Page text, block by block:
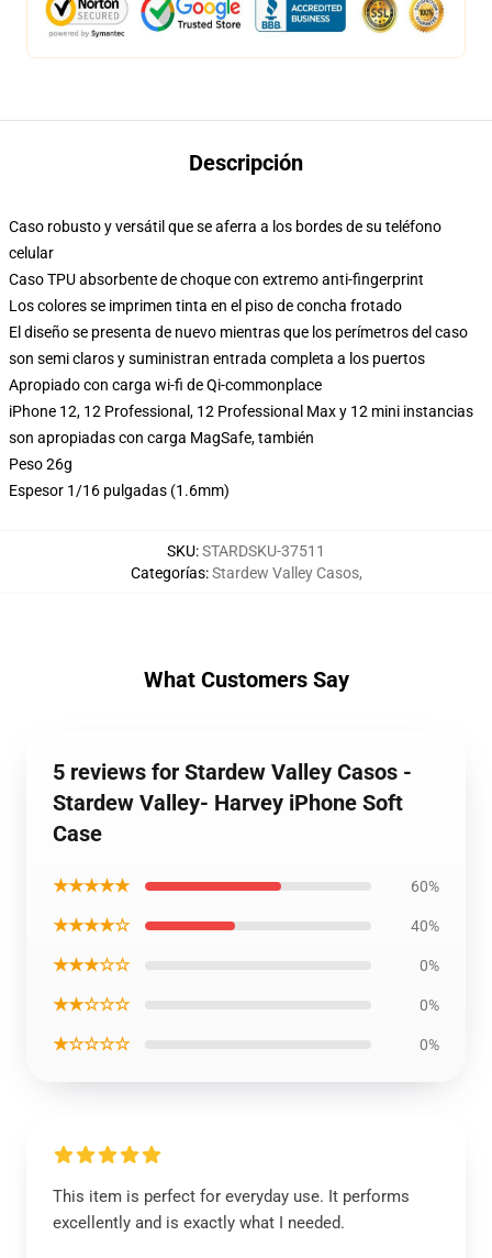
Descripción
Caso robusto y versátil que se aferra a los bordes de su teléfono
celular
Caso TPU absorbente de choque con extremo anti-fingerprint
Los colores se imprimen tinta en el piso de concha frotado
El diseño se presenta de nuevo mientras que los perímetros del caso
son semi claros y suministran entrada completa a los puertos
Apropiado con carga wi-fi de Qi-commonplace
iPhone 12, 12 Professional, 12 Professional Max y 12 mini instancias
son apropiadas con carga MagSafe, también
Peso 26g
Espesor 1/16 pulgadas (1.6mm)
SKU:STARDSKU-37511
Categorías:Stardew Valley Casos,
What Customers Say
5 reviews for Stardew Valley Casos -
Stardew Valley- Harvey iPhone Soft
Case
★★★★★ 60%
★★★★☆ 40%
★★★☆☆ 0%
★★☆☆☆ 0%
★☆☆☆☆ 0%
This item is perfect for everyday use. It performs
excellently and is exactly what I needed.